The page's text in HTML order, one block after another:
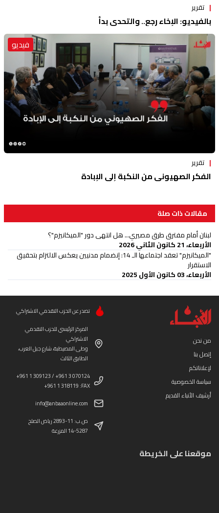
تقرير
بالفيديو: الإخاء رجع.. والتحدي بدأ
فيديو
تقرير
الفكر الصهيوني من النكبة إلى الإبادة
مقالات ذات صلة
لبنان أمام مفترق طرق مصيري... هل انتهى دور "الميكانيزم"؟
الأربعاء، 21 كانون الثاني 2026
"الميكانيزم" تعقد اجتماعها الـ 14: إنضمام مدنيين يعكس الالتزام بتحقيق
الاستقرار
الأربعاء، 03 كانون الأول 2025
من نحن
إتصل بنا
لإعلاناتكم
سياسة الخصوصية
أرشيف الأنباء القديم
تصدر عن الحزب التقدمي الاشتراكي
المركز الرئيسي للحزب التقدمي
الاشتراكي
وطى المصيطبة، شارع جبل العرب،
الطابق الثالث
+961 1 309123 / +961 3 070124
+961 1 318119 :FAX
info@anbaaonline.com
ص.ب: 11-2893 رياض الصلح
14-5287 المزرعة
موقعنا على الخريطة